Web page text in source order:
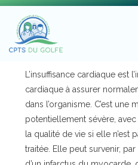
L’insuffisance cardiaque est
cardiaque à assurer
dans l’organisme. C’est une
potentiellement sévère,
la qualité de vie si elle n’est
traitée. Elle peut survenir,